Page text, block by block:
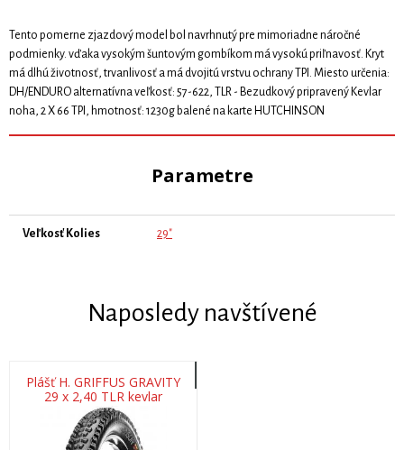
Tento pomerne zjazdový model bol navrhnutý pre mimoriadne náročné
podmienky. vďaka vysokým šuntovým gombíkom má vysokú priľnavosť. Kryt
má dlhú životnosť, trvanlivosť a má dvojitú vrstvu ochrany TPI. Miesto určenia:
DH/ENDURO alternatívna veľkosť: 57-622, TLR - Bezudkový pripravený Kevlar
noha, 2 X 66 TPI, hmotnosť: 1230g balené na karte HUTCHINSON
Parametre
Veľkosť Kolies 29"
Naposledy navštívené
Plášť H. GRIFFUS GRAVITY
29 x 2,40 TLR kevlar